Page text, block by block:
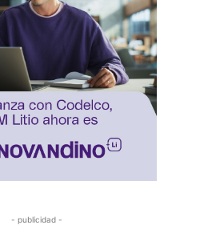
- publicidad -